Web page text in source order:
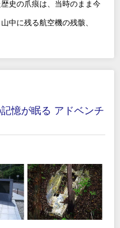
史の爪痕は、当時のまま今
中に残る航空機の残骸、
憶が眠る アドベンチ